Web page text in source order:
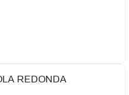
REDONDA